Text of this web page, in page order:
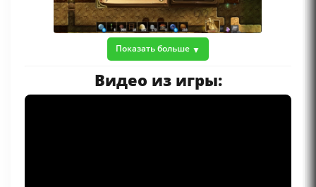
Показать больше
Видео из игры: